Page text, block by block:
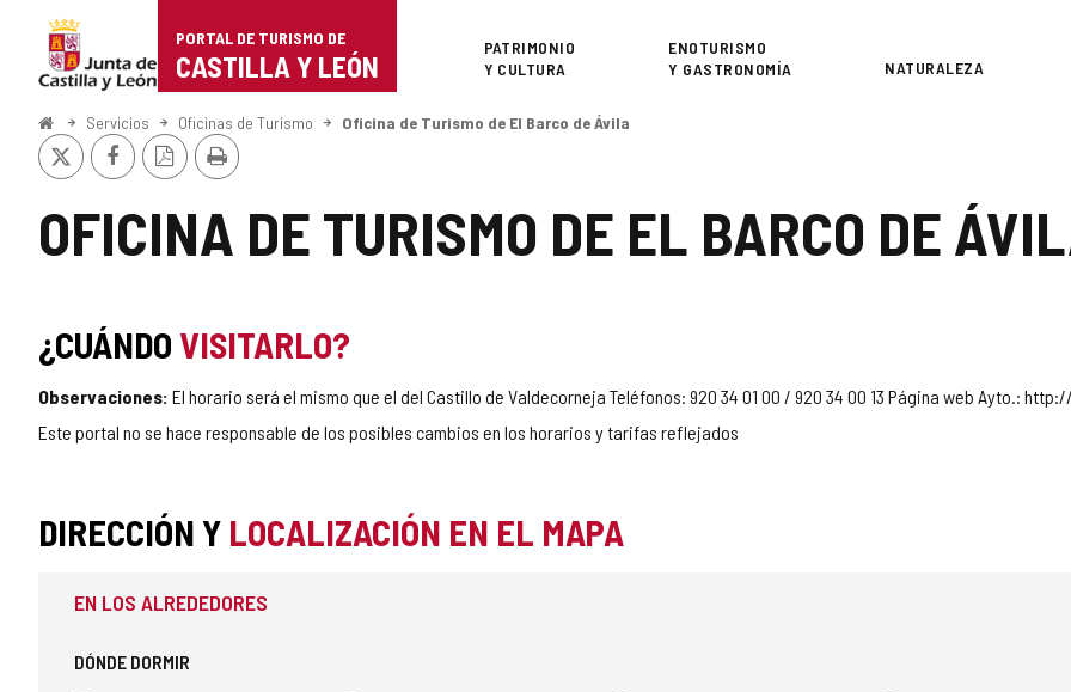
Portal
de
Turismo
de
Castilla
PORTAL DE TURISMO DE
CASTILLA Y LEÓN
Superior
PATRIMONIO
Y CULTURA
ENOTURISMO
Y GASTRONOMÍA
NATURALEZA
InicioServicios Oficinas de Turismo Oficina de Turismo de El Barco de Ávila
OFICINA DE TURISMO DE EL BARCO DE
X FacebookVersión
PDF
Imprimir
¿CUÁNDO VISITARLO?
Observaciones: El horario será el mismo que el del Castillo de Valdecorneja Teléfonos: 920 34 01 00 / 920 34 00 13 Página web Ayto.:
Este portal no se hace responsable de los posibles cambios en los horarios y tarifas reflejados
DIRECCIÓN Y LOCALIZACIÓN EN EL MAPA
EN LOS ALREDEDORES
DÓNDE DORMIR